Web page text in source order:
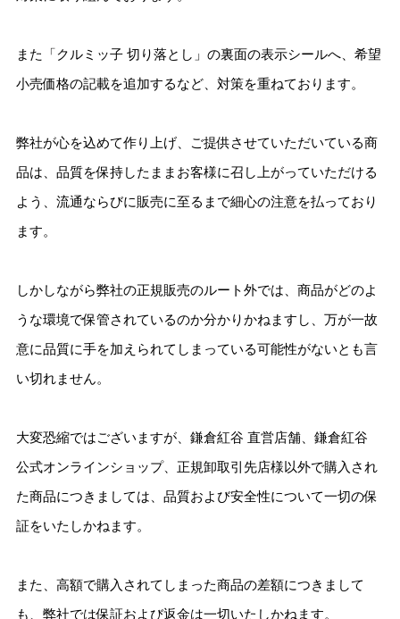
また「クルミッ子 切り落とし」の裏面の表示シールへ、希望
小売価格の記載を追加するなど、対策を重ねております。
弊社が心を込めて作り上げ、ご提供させていただいている商
品は、品質を保持したままお客様に召し上がっていただける
よう、流通ならびに販売に至るまで細心の注意を払っており
ます。
しかしながら弊社の正規販売のルート外では、商品がどのよ
うな環境で保管されているのか分かりかねますし、万が一故
意に品質に手を加えられてしまっている可能性がないとも言
い切れません。
大変恐縮ではございますが、鎌倉紅谷 直営店舗、鎌倉紅谷
公式オンラインショップ、正規卸取引先店様以外で購入され
た商品につきましては、品質および安全性について一切の保
証をいたしかねます。
また、高額で購入されてしまった商品の差額につきまして
も、弊社では保証および返金は一切いたしかねます。